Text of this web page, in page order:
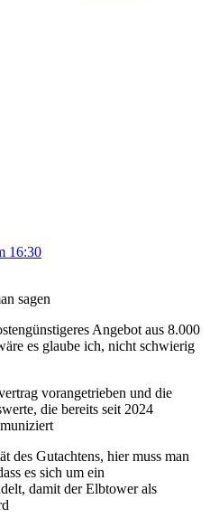
16:30
sagen
Angebot aus 8.000
es glaube ich, nicht schwierig
vorangetrieben und die
die bereits seit 2024
des Gutachtens, hier muss man
es sich um ein
damit der Elbtower als